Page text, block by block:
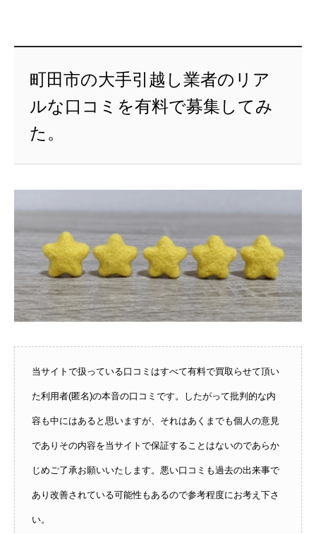
町田市の大手引越し業者のリア
ルな口コミを有料で募集してみ
た。
当サイトで扱っている口コミはすべて有料で買取らせて頂い
た利用者(匿名)の本音の口コミです。したがって批判的な内
容も中にはあると思いますが、それはあくまでも個人の意見
でありその内容を当サイトで保証することはないのであらか
じめご了承お願いいたします。悪い口コミも過去の出来事で
あり改善されている可能性もあるので参考程度にお考え下さ
い。